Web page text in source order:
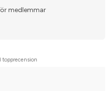
medlemmar
topprecension